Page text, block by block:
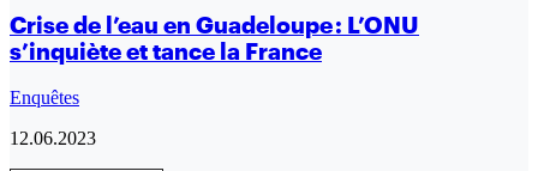
Crise de l’eau en Guadeloupe : L’ONU
s’inquiète et tance la France
Enquêtes
12.06.2023